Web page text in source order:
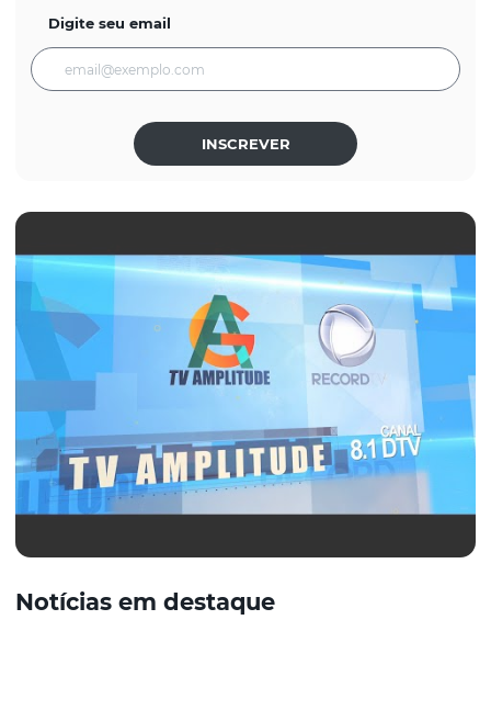
Digite seu email
INSCREVER
Notícias em destaque